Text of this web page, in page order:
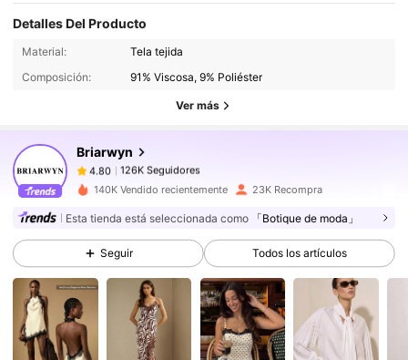
Detalles Del Producto
Material:
Tela tejida
Composición:
91% Viscosa, 9% Poliéster
Ver más
Briarwyn
126K Seguidores
4.80
126K Seguidores
o***a pagóHace 1 día
4.80 126K Seguidores
4.80 126K Seguidores
126K Seguidores
140K Vendido recientemente 23K Recompra
Esta tienda está seleccionada como 「Botique de moda」
Seguir Todos los artículos